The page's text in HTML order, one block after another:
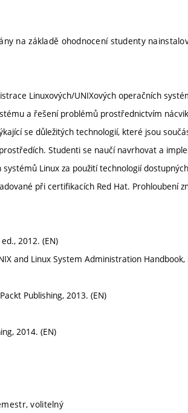
na základě ohodnocení studenty
Linuxových/UNIXových operačních
a řešení problémů prostřednictvím
se důležitých technologií, které jsou
Studenti se naučí navrhovat a
Linux za použití technologií
při certifikacích Red Hat. Prohloubení
2012. (EN)
and Linux System Administration
Publishing, 2013. (EN)
2014. (EN)
volitelný